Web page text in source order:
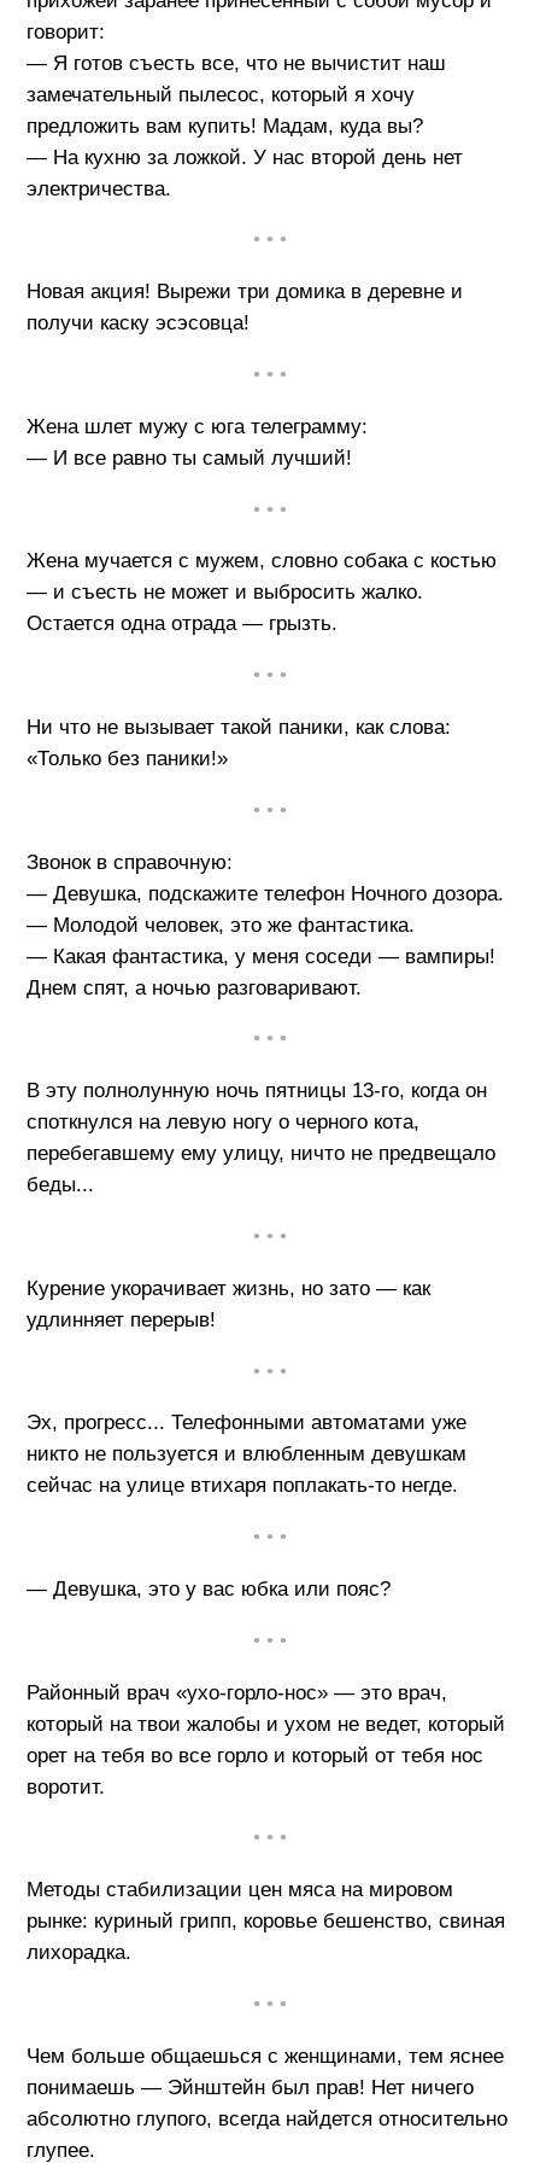
говорит:
— Я готов съесть все, что не вычистит наш
замечательный пылесос, который я хочу
предложить вам купить! Мадам, куда вы?
— На кухню за ложкой. У нас второй день нет
электричества.
• • •
Новая акция! Вырежи три домика в деревне и
получи каску эсэсовца!
• • •
Жена шлет мужу с юга телеграмму:
— И все равно ты самый лучший!
• • •
Жена мучается с мужем, словно собака с костью
— и съесть не может и выбросить жалко.
Остается одна отрада — грызть.
• • •
Ни что не вызывает такой паники, как слова:
«Только без паники!»
• • •
Звонок в справочную:
— Девушка, подскажите телефон Ночного дозора.
— Молодой человек, это же фантастика.
— Какая фантастика, у меня соседи — вампиры!
Днем спят, а ночью разговаривают.
• • •
В эту полнолунную ночь пятницы 13-го, когда он
споткнулся на левую ногу о черного кота,
перебегавшему ему улицу, ничто не предвещало
беды...
• • •
Курение укорачивает жизнь, но зато — как
удлинняет перерыв!
• • •
Эх, прогресс... Телефонными автоматами уже
никто не пользуется и влюбленным девушкам
сейчас на улице втихаря поплакать-то негде.
• • •
— Девушка, это у вас юбка или пояс?
• • •
Районный врач «ухо-горло-нос» — это врач,
который на твои жалобы и ухом не ведет, который
орет на тебя во все горло и который от тебя нос
воротит.
• • •
Методы стабилизации цен мяса на мировом
рынке: куриный грипп, коровье бешенство, свиная
лихорадка.
• • •
Чем больше общаешься с женщинами, тем яснее
понимаешь — Эйнштейн был прав! Нет ничего
абсолютно глупого, всегда найдется относительно
глупее.